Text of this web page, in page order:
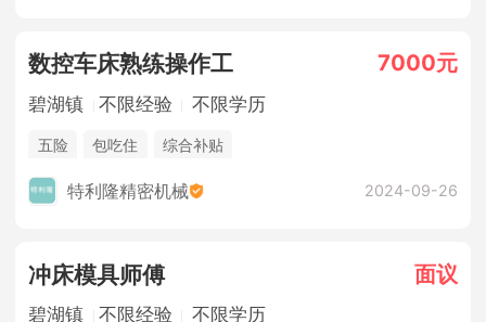
数控车床熟练操作工 7000元
碧湖镇 不限经验 不限学历
五险 包吃住 综合补贴
特利隆精密机械 2024-09-26
冲床模具师傅 面议
碧湖镇 不限经验 不限学历